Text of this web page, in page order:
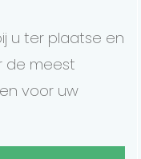
u ter plaatse en
de meest
voor uw